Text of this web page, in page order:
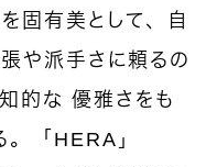
固有美として、自
や派手さに頼るの
的な 優雅さをも
。「HERA」